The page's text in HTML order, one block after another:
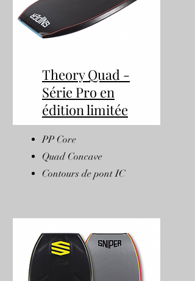
Theory Quad -
Série Pro en
édition limitée
PP Core
Quad Concave
Contours de pont IC